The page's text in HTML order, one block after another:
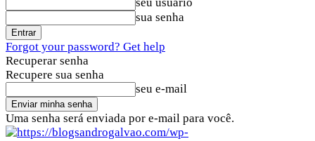
sua senha
Forgot your password? Get help
Recuperar senha
Recupere sua senha
seu e-mail
Uma senha será enviada por e-mail para você.